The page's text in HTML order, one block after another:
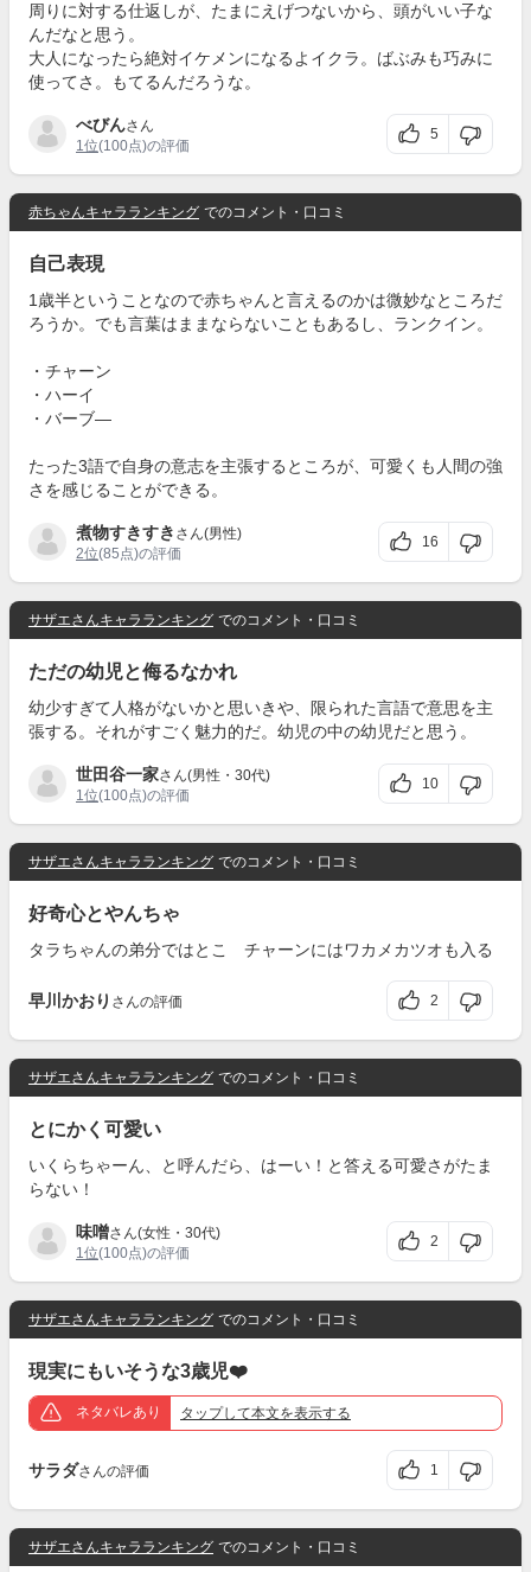
周りに対する仕返しが、たまにえげつないから、頭がいい子な
んだなと思う。
大人になったら絶対イケメンになるよイクラ。ばぶみも巧みに
使ってさ。もてるんだろうな。
べびんさん
1位(100点)の評価
5
赤ちゃんキャラランキング でのコメント・口コミ
自己表現
1歳半ということなので赤ちゃんと言えるのかは微妙なところだ
ろうか。でも言葉はままならないこともあるし、ランクイン。
・チャーン
・ハーイ
・バーブ―
たった3語で自身の意志を主張するところが、可愛くも人間の強
さを感じることができる。
煮物すきすき さん(男性)
2位(85点)の評価
16
サザエさんキャラランキング でのコメント・口コミ
ただの幼児と侮るなかれ
幼少すぎて人格がないかと思いきや、限られた言語で意思を主
張する。それがすごく魅力的だ。幼児の中の幼児だと思う。
世田谷一家さん(男性・30代)
1位(100点)の評価
10
サザエさんキャラランキング でのコメント・口コミ
好奇心とやんちゃ
タラちゃんの弟分ではとこ チャーンにはワカメカツオも入る
早川かおり さんの評価 2
サザエさんキャラランキング でのコメント・口コミ
とにかく可愛い
いくらちゃーん、と呼んだら、はーい！と答える可愛さがたま
らない！
味噌さん(女性・30代)
1位(100点)の評価
2
サザエさんキャラランキング でのコメント・口コミ
現実にもいそうな3歳児❤️
ネタバレあり タップして本文を表示する
サラダさんの評価 1
サザエさんキャラランキング でのコメント・口コミ